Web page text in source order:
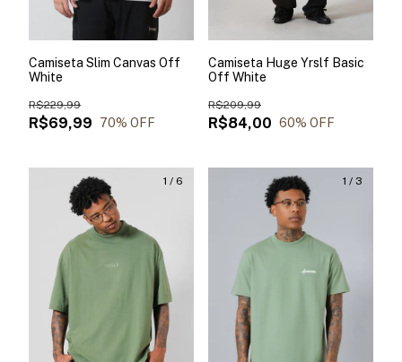
Camiseta Slim Canvas Off
White
R$69,99
R$229,99
70% OFF
Camiseta Huge Yrslf Basic
Off White
R$84,00
R$209,99
60% OFF
1 / 6 1 / 3